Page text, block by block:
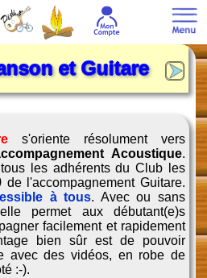
et Guitare
s'oriente résolument vers
Acoustique.
les adhérents du Club les
de l'accompagnement Guitare.
à tous. Avec ou sans
permet aux débutant(e)s
facilement et rapidement
bien sûr est de pouvoir
avec des vidéos, en robe de
:-).